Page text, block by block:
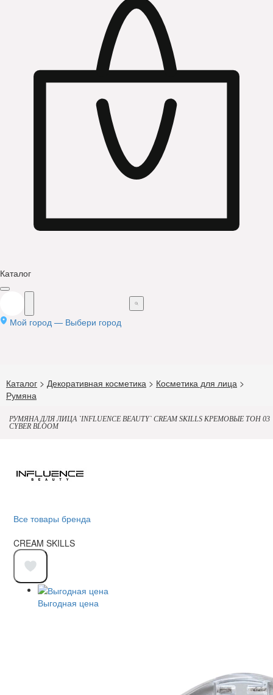
Каталог
Мой город — Выбери город
Каталог > Декоративная косметика > Косметика для лица >
Румяна
РУМЯНА ДЛЯ ЛИЦА `INFLUENCE BEAUTY` CREAM SKILLS КРЕМОВЫЕ ТОН 03
CYBER BLOOM
Все товары бренда
CREAM SKILLS
Выгодная цена